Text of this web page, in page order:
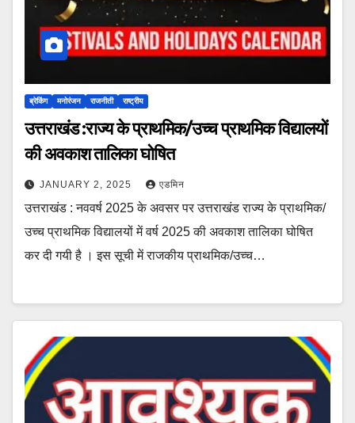
ब्रेकिंग मनोरंजन राजनीती राष्ट्रीय
उत्तराखंड :राज्य के प्राथमिक/उच्च प्राथमिक विद्यालयों
की अवकाश तालिका घोषित
JANUARY 2, 2025 एडमिन
उत्तराखंड : नववर्ष 2025 के अवसर पर उत्तराखंड राज्य के प्राथमिक/
उच्च प्राथमिक विद्यालयों में वर्ष 2025 की अवकाश तालिका घोषित
कर दी गयी है । इस सूची में राजकीय प्राथमिक/उच्च…